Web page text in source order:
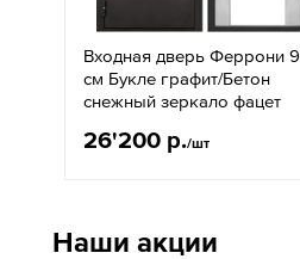
Входная дверь Феррони 9
см Букле графит/Бетон
снежный зеркало фацет
26'200 р./шт
Наши акции